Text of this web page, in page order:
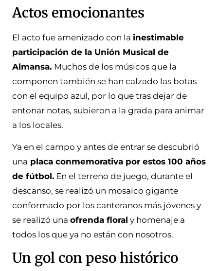
Actos emocionantes
El acto fue amenizado con la inestimable
participación de la Unión Musical de
Almansa. Muchos de los músicos que la
componen también se han calzado las botas
con el equipo azul, por lo que tras dejar de
entonar notas, subieron a la grada para animar
a los locales.
Ya en el campo y antes de entrar se descubrió
una placa conmemorativa por estos 100 años
de fútbol. En el terreno de juego, durante el
descanso, se realizó un mosaico gigante
conformado por los canteranos más jóvenes y
se realizó una ofrenda floral y homenaje a
todos los que ya no están con nosotros.
Un gol con peso histórico